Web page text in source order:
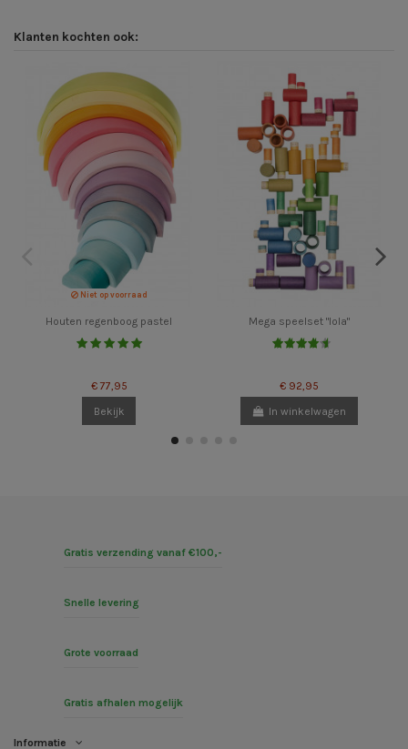
Klanten kochten ook:
Niet op voorraad
Houten regenboog pastel
€ 77,95
Bekijk
Mega speelset "lola"
€ 92,95
In winkelwagen
Gratis verzending vanaf €100,-
Snelle levering
Grote voorraad
Gratis afhalen mogelijk
Informatie